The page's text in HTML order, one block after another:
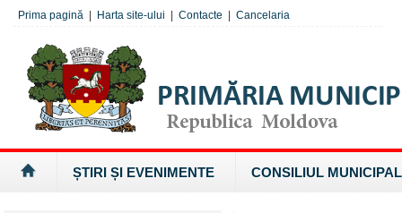
Prima pagină Harta site-ului Contacte Cancelaria
ȘTIRI ȘI EVENIMENTE CONSILIUL MUNICIPAL